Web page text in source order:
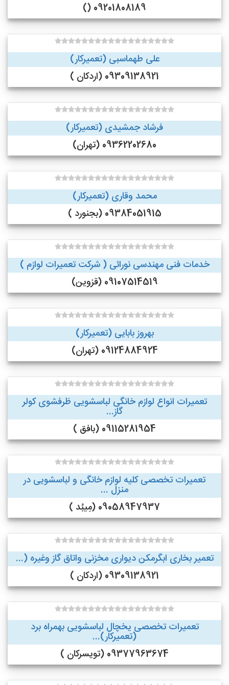
09201808189 ()
علی طهماسبی (تعمیرکار)
09309138921 (اردکان )
فرشاد جمشیدی (تعمیرکار)
09362202680 (تهران)
محمد وقاری (تعمیرکار)
09384051915 (بجنورد )
خدمات فنی مهندسی نورائی ( شرکت تعمیرات لوازم )
09107514519 (قزوین)
بهروز بابایی (تعمیرکار)
09124884924 (تهران)
تعمیرات انواع لوازم خانگی لباسشویی ظرفشوی کولر
گاز...
09115281954 (بافق )
تعمیرات تخصصی کلیه لوازم خانگی و لباسشویی در
منزل ...
09058947937 (مِیبُد )
تعمیر بخاری ابگرمکن دیواری مخزنی واتاق گاز وغیره (...
09309138921 (اردکان )
تعمیرات تخصصی یخچال لباسشویی بهمراه برد
(تعمیرکار)...
09377963674 (تویسرکان )